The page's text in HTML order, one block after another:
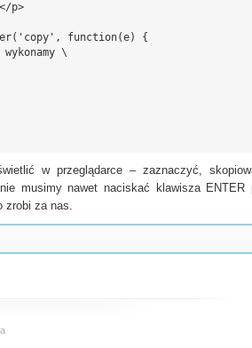
p>
function(e) {
\
w przeglądarce – zaznaczyć,
musimy nawet naciskać klawisza ENTER
zrobi za nas.